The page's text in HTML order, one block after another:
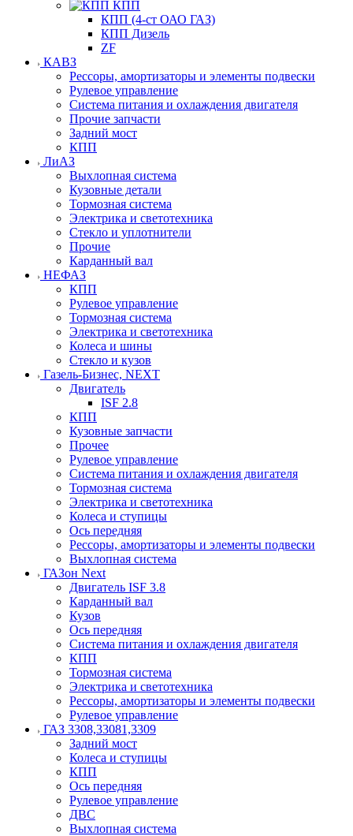
КПП
КПП (4-ст ОАО ГАЗ)
КПП Дизель
ZF
КАВЗ
Рессоры, амортизаторы и элементы подвески
Рулевое управление
Система питания и охлаждения двигателя
Прочие запчасти
Задний мост
КПП
ЛиАЗ
Выхлопная система
Кузовные детали
Тормозная система
Электрика и светотехника
Стекло и уплотнители
Прочие
Карданный вал
НЕФАЗ
КПП
Рулевое управление
Тормозная система
Электрика и светотехника
Колеса и шины
Стекло и кузов
Газель-Бизнес, NEXT
Двигатель
ISF 2.8
КПП
Кузовные запчасти
Прочее
Рулевое управление
Система питания и охлаждения двигателя
Тормозная система
Электрика и светотехника
Колеса и ступицы
Ось передняя
Рессоры, амортизаторы и элементы подвески
Выхлопная система
ГАЗон Next
Двигатель ISF 3.8
Карданный вал
Кузов
Ось передняя
Система питания и охлаждения двигателя
КПП
Тормозная система
Электрика и светотехника
Рессоры, амортизаторы и элементы подвески
Рулевое управление
ГАЗ 3308,33081,3309
Задний мост
Колеса и ступицы
КПП
Ось передняя
Рулевое управление
ДВС
Выхлопная система